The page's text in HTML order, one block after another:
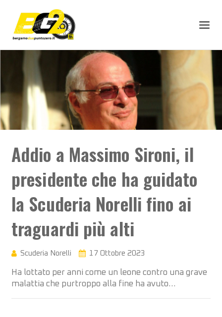
Addio a Massimo Sironi, il
presidente che ha guidato
la Scuderia Norelli fino ai
traguardi più alti
Scuderia Norelli 17 Ottobre 2023
Ha lottato per anni come un leone contro una grave
malattia che purtroppo alla fine ha avuto…